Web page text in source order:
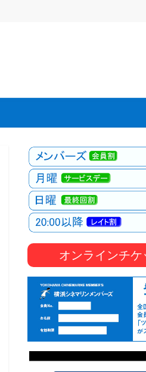
オンラインチケ